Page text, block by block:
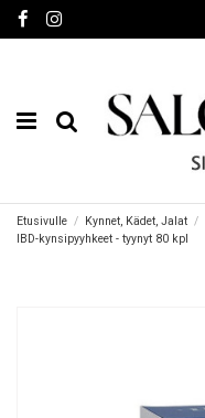
Etusivulle Kynnet, Kädet, Jalat
IBD-kynsipyyhkeet - tyynyt 80 kpl